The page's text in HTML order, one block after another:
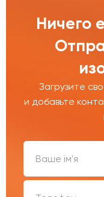
Ничего
Загрузите
и добавьте